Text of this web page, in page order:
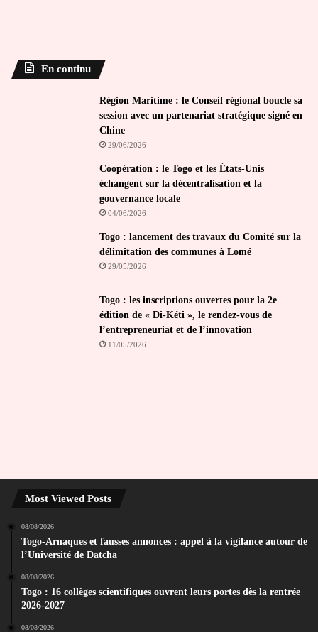
En continu
Région Maritime : le Conseil régional boucle sa
session avec un partenariat stratégique signé en
Chine
29/06/2026
Coopération : le Togo et les États-Unis
échangent sur la décentralisation et la
gouvernance locale
04/06/2026
Togo : lancement des travaux du Comité sur la
délimitation des communes à Lomé
29/05/2026
Togo : les inscriptions ouvertes pour la 2e
édition de « Di-Kéti », le rendez-vous de
l’entrepreneuriat et de l’innovation
11/05/2026
Most Viewed Posts
08/08/2026
Togo-Arnaques et fausses annonces : appel à la vigilance autour de
l’Université de Datcha
08/08/2026
Togo : 16 collèges scientifiques ouvrent leurs portes dès la rentrée
2026-2027
08/08/2026